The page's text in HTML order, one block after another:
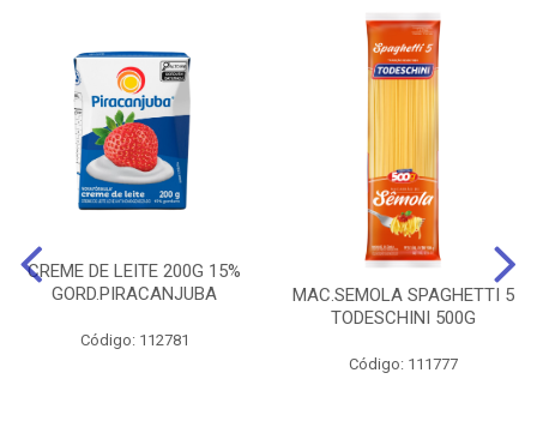
CREME DE LEITE 200G 15%
GORD.PIRACANJUBA
Código: 112781
MAC.SEMOLA SPAGHETTI 5
TODESCHINI 500G
Código: 111777